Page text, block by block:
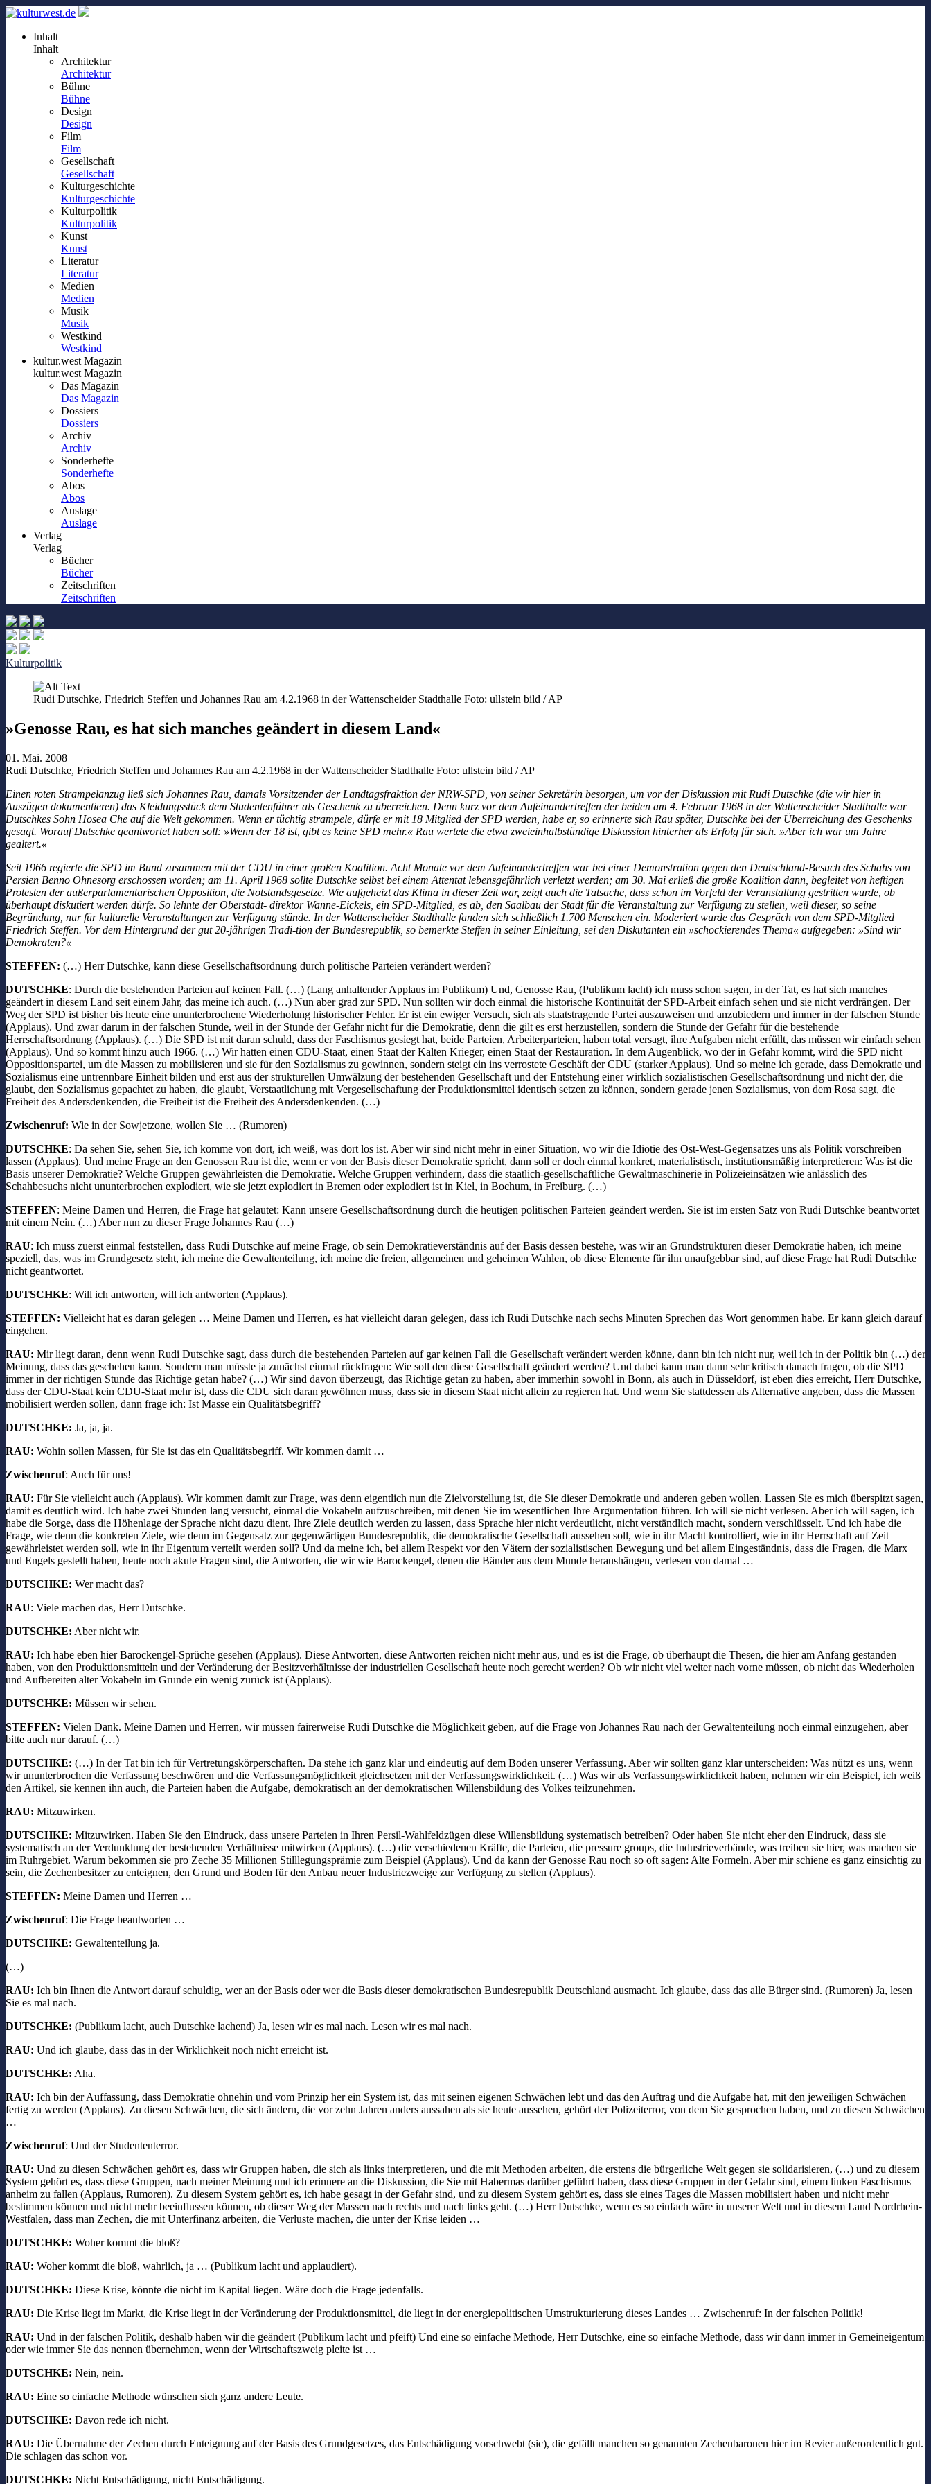
Inhalt
Inhalt
Architektur
Architektur
Bühne
Bühne
Design
Design
Film
Film
Gesellschaft
Gesellschaft
Kulturgeschichte
Kulturgeschichte
Kulturpolitik
Kulturpolitik
Kunst
Kunst
Literatur
Literatur
Medien
Medien
Musik
Musik
Westkind
Westkind
kultur.west Magazin
kultur.west Magazin
Das Magazin
Das Magazin
Dossiers
Dossiers
Archiv
Archiv
Sonderhefte
Sonderhefte
Abos
Abos
Auslage
Auslage
Verlag
Verlag
Bücher
Bücher
Zeitschriften
Zeitschriften
Kulturpolitik
Rudi Dutschke, Friedrich Steffen und Johannes Rau am 4.2.1968 in der Wattenscheider Stadthalle Foto: ullstein bild / AP
»Genosse Rau, es hat sich manches geändert in diesem Land«
01. Mai. 2008
Rudi Dutschke, Friedrich Steffen und Johannes Rau am 4.2.1968 in der Wattenscheider Stadthalle Foto: ullstein bild / AP
Einen roten Strampelanzug ließ sich Johannes Rau, damals Vorsitzender der Landtagsfraktion der NRW-SPD, von seiner Sekretärin besorgen, um vor der Diskussion mit Rudi Dutschke (die wir hier in
Auszügen dokumentieren) das Kleidungsstück dem Studentenführer als Geschenk zu überreichen. Denn kurz vor dem Aufeinandertreffen der beiden am 4. Februar 1968 in der Wattenscheider Stadthalle war
Dutschkes Sohn Hosea Che auf die Welt gekommen. Wenn er tüchtig strampele, dürfe er mit 18 Mitglied der SPD werden, habe er, so erinnerte sich Rau später, Dutschke bei der Überreichung des Geschenks
gesagt. Worauf Dutschke geantwortet haben soll: »Wenn der 18 ist, gibt es keine SPD mehr.« Rau wertete die etwa zweieinhalbstündige Diskussion hinterher als Erfolg für sich. »Aber ich war um Jahre
gealtert.«
Seit 1966 regierte die SPD im Bund zusammen mit der CDU in einer großen Koalition. Acht Monate vor dem Aufeinandertreffen war bei einer Demonstration gegen den Deutschland-Besuch des Schahs von
Persien Benno Ohnesorg erschossen worden; am 11. April 1968 sollte Dutschke selbst bei einem Attentat lebensgefährlich verletzt werden; am 30. Mai erließ die große Koalition dann, begleitet von heftigen
Protesten der außerparlamentarischen Opposition, die Notstandsgesetze. Wie aufgeheizt das Klima in dieser Zeit war, zeigt auch die Tatsache, dass schon im Vorfeld der Veranstaltung gestritten wurde, ob
überhaupt diskutiert werden dürfe. So lehnte der Oberstadt- direktor Wanne-Eickels, ein SPD-Mitglied, es ab, den Saalbau der Stadt für die Veranstaltung zur Verfügung zu stellen, weil dieser, so seine
Begründung, nur für kulturelle Veranstaltungen zur Verfügung stünde. In der Wattenscheider Stadthalle fanden sich schließlich 1.700 Menschen ein. Moderiert wurde das Gespräch von dem SPD-Mitglied
Friedrich Steffen. Vor dem Hintergrund der gut 20-jährigen Tradi-tion der Bundesrepublik, so bemerkte Steffen in seiner Einleitung, sei den Diskutanten ein »schockierendes Thema« aufgegeben: »Sind wir
Demokraten?«
STEFFEN: (…) Herr Dutschke, kann diese Gesellschaftsordnung durch politische Parteien verändert werden?
DUTSCHKE: Durch die bestehenden Parteien auf keinen Fall. (…) (Lang anhaltender Applaus im Publikum) Und, Genosse Rau, (Publikum lacht) ich muss schon sagen, in der Tat, es hat sich manches
geändert in diesem Land seit einem Jahr, das meine ich auch. (…) Nun aber grad zur SPD. Nun sollten wir doch einmal die historische Kontinuität der SPD-Arbeit einfach sehen und sie nicht verdrängen. Der
Weg der SPD ist bisher bis heute eine ununterbrochene Wiederholung historischer Fehler. Er ist ein ewiger Versuch, sich als staatstragende Partei auszuweisen und anzubiedern und immer in der falschen Stunde
(Applaus). Und zwar darum in der falschen Stunde, weil in der Stunde der Gefahr nicht für die Demokratie, denn die gilt es erst herzustellen, sondern die Stunde der Gefahr für die bestehende
Herrschaftsordnung (Applaus). (…) Die SPD ist mit daran schuld, dass der Faschismus gesiegt hat, beide Parteien, Arbeiterparteien, haben total versagt, ihre Aufgaben nicht erfüllt, das müssen wir einfach sehen
(Applaus). Und so kommt hinzu auch 1966. (…) Wir hatten einen CDU-Staat, einen Staat der Kalten Krieger, einen Staat der Restauration. In dem Augenblick, wo der in Gefahr kommt, wird die SPD nicht
Oppositionspartei, um die Massen zu mobilisieren und sie für den Sozialismus zu gewinnen, sondern steigt ein ins verrostete Geschäft der CDU (starker Applaus). Und so meine ich gerade, dass Demokratie und
Sozialismus eine untrennbare Einheit bilden und erst aus der strukturellen Umwälzung der bestehenden Gesellschaft und der Entstehung einer wirklich sozialistischen Gesellschaftsordnung und nicht der, die
glaubt, den Sozialismus gepachtet zu haben, die glaubt, Verstaatlichung mit Vergesellschaftung der Produktionsmittel identisch setzen zu können, sondern gerade jenen Sozialismus, von dem Rosa sagt, die
Freiheit des Andersdenkenden, die Freiheit ist die Freiheit des Andersdenkenden. (…)
Zwischenruf: Wie in der Sowjetzone, wollen Sie … (Rumoren)
DUTSCHKE: Da sehen Sie, sehen Sie, ich komme von dort, ich weiß, was dort los ist. Aber wir sind nicht mehr in einer Situation, wo wir die Idiotie des Ost-West-Gegensatzes uns als Politik vorschreiben
lassen (Applaus). Und meine Frage an den Genossen Rau ist die, wenn er von der Basis dieser Demokratie spricht, dann soll er doch einmal konkret, materialistisch, institutionsmäßig interpretieren: Was ist die
Basis unserer Demokratie? Welche Gruppen gewährleisten die Demokratie. Welche Gruppen verhindern, dass die staatlich-gesellschaftliche Gewaltmaschinerie in Polizeieinsätzen wie anlässlich des
Schahbesuchs nicht ununterbrochen explodiert, wie sie jetzt explodiert in Bremen oder explodiert ist in Kiel, in Bochum, in Freiburg. (…)
STEFFEN: Meine Damen und Herren, die Frage hat gelautet: Kann unsere Gesellschaftsordnung durch die heutigen politischen Parteien geändert werden. Sie ist im ersten Satz von Rudi Dutschke beantwortet
mit einem Nein. (…) Aber nun zu dieser Frage Johannes Rau (…)
RAU: Ich muss zuerst einmal feststellen, dass Rudi Dutschke auf meine Frage, ob sein Demokratieverständnis auf der Basis dessen bestehe, was wir an Grundstrukturen dieser Demokratie haben, ich meine
speziell, das, was im Grundgesetz steht, ich meine die Gewaltenteilung, ich meine die freien, allgemeinen und geheimen Wahlen, ob diese Elemente für ihn unaufgebbar sind, auf diese Frage hat Rudi Dutschke
nicht geantwortet.
DUTSCHKE: Will ich antworten, will ich antworten (Applaus).
STEFFEN: Vielleicht hat es daran gelegen … Meine Damen und Herren, es hat vielleicht daran gelegen, dass ich Rudi Dutschke nach sechs Minuten Sprechen das Wort genommen habe. Er kann gleich darauf
eingehen.
RAU: Mir liegt daran, denn wenn Rudi Dutschke sagt, dass durch die bestehenden Parteien auf gar keinen Fall die Gesellschaft verändert werden könne, dann bin ich nicht nur, weil ich in der Politik bin (…) der
Meinung, dass das geschehen kann. Sondern man müsste ja zunächst einmal rückfragen: Wie soll den diese Gesellschaft geändert werden? Und dabei kann man dann sehr kritisch danach fragen, ob die SPD
immer in der richtigen Stunde das Richtige getan habe? (…) Wir sind davon überzeugt, das Richtige getan zu haben, aber immerhin sowohl in Bonn, als auch in Düsseldorf, ist eben dies erreicht, Herr Dutschke,
dass der CDU-Staat kein CDU-Staat mehr ist, dass die CDU sich daran gewöhnen muss, dass sie in diesem Staat nicht allein zu regieren hat. Und wenn Sie stattdessen als Alternative angeben, dass die Massen
mobilisiert werden sollen, dann frage ich: Ist Masse ein Qualitätsbegriff?
DUTSCHKE: Ja, ja, ja.
RAU: Wohin sollen Massen, für Sie ist das ein Qualitätsbegriff. Wir kommen damit …
Zwischenruf: Auch für uns!
RAU: Für Sie vielleicht auch (Applaus). Wir kommen damit zur Frage, was denn eigentlich nun die Zielvorstellung ist, die Sie dieser Demokratie und anderen geben wollen. Lassen Sie es mich überspitzt sagen,
damit es deutlich wird. Ich habe zwei Stunden lang versucht, einmal die Vokabeln aufzuschreiben, mit denen Sie im wesentlichen Ihre Argumentation führen. Ich will sie nicht verlesen. Aber ich will sagen, ich
habe die Sorge, dass die Höhenlage der Sprache nicht dazu dient, Ihre Ziele deutlich werden zu lassen, dass Sprache hier nicht verdeutlicht, nicht verständlich macht, sondern verschlüsselt. Und ich habe die
Frage, wie denn die konkreten Ziele, wie denn im Gegensatz zur gegenwärtigen Bundesrepublik, die demokratische Gesellschaft aussehen soll, wie in ihr Macht kontrolliert, wie in ihr Herrschaft auf Zeit
gewährleistet werden soll, wie in ihr Eigentum verteilt werden soll? Und da meine ich, bei allem Respekt vor den Vätern der sozialistischen Bewegung und bei allem Eingeständnis, dass die Fragen, die Marx
und Engels gestellt haben, heute noch akute Fragen sind, die Antworten, die wir wie Barockengel, denen die Bänder aus dem Munde heraushängen, verlesen von damal …
DUTSCHKE: Wer macht das?
RAU: Viele machen das, Herr Dutschke.
DUTSCHKE: Aber nicht wir.
RAU: Ich habe eben hier Barockengel-Sprüche gesehen (Applaus). Diese Antworten, diese Antworten reichen nicht mehr aus, und es ist die Frage, ob überhaupt die Thesen, die hier am Anfang gestanden
haben, von den Produktionsmitteln und der Veränderung der Besitzverhältnisse der industriellen Gesellschaft heute noch gerecht werden? Ob wir nicht viel weiter nach vorne müssen, ob nicht das Wiederholen
und Aufbereiten alter Vokabeln im Grunde ein wenig zurück ist (Applaus).
DUTSCHKE: Müssen wir sehen.
STEFFEN: Vielen Dank. Meine Damen und Herren, wir müssen fairerweise Rudi Dutschke die Möglichkeit geben, auf die Frage von Johannes Rau nach der Gewaltenteilung noch einmal einzugehen, aber
bitte auch nur darauf. (…)
DUTSCHKE: (…) In der Tat bin ich für Vertretungskörperschaften. Da stehe ich ganz klar und eindeutig auf dem Boden unserer Verfassung. Aber wir sollten ganz klar unterscheiden: Was nützt es uns, wenn
wir ununterbrochen die Verfassung beschwören und die Verfassungsmöglichkeit gleichsetzen mit der Verfassungswirklichkeit. (…) Was wir als Verfassungswirklichkeit haben, nehmen wir ein Beispiel, ich weiß
den Artikel, sie kennen ihn auch, die Parteien haben die Aufgabe, demokratisch an der demokratischen Willensbildung des Volkes teilzunehmen.
RAU: Mitzuwirken.
DUTSCHKE: Mitzuwirken. Haben Sie den Eindruck, dass unsere Parteien in Ihren Persil-Wahlfeldzügen diese Willensbildung systematisch betreiben? Oder haben Sie nicht eher den Eindruck, dass sie
systematisch an der Verdunklung der bestehenden Verhältnisse mitwirken (Applaus). (…) die verschiedenen Kräfte, die Parteien, die pressure groups, die Industrieverbände, was treiben sie hier, was machen sie
im Ruhrgebiet. Warum bekommen sie pro Zeche 35 Millionen Stilllegungsprämie zum Beispiel (Applaus). Und da kann der Genosse Rau noch so oft sagen: Alte Formeln. Aber mir schiene es ganz einsichtig zu
sein, die Zechenbesitzer zu enteignen, den Grund und Boden für den Anbau neuer Industriezweige zur Verfügung zu stellen (Applaus).
STEFFEN: Meine Damen und Herren …
Zwischenruf: Die Frage beantworten …
DUTSCHKE: Gewaltenteilung ja.
(…)
RAU: Ich bin Ihnen die Antwort darauf schuldig, wer an der Basis oder wer die Basis dieser demokratischen Bundesrepublik Deutschland ausmacht. Ich glaube, dass das alle Bürger sind. (Rumoren) Ja, lesen
Sie es mal nach.
DUTSCHKE: (Publikum lacht, auch Dutschke lachend) Ja, lesen wir es mal nach. Lesen wir es mal nach.
RAU: Und ich glaube, dass das in der Wirklichkeit noch nicht erreicht ist.
DUTSCHKE: Aha.
RAU: Ich bin der Auffassung, dass Demokratie ohnehin und vom Prinzip her ein System ist, das mit seinen eigenen Schwächen lebt und das den Auftrag und die Aufgabe hat, mit den jeweiligen Schwächen
fertig zu werden (Applaus). Zu diesen Schwächen, die sich ändern, die vor zehn Jahren anders aussahen als sie heute aussehen, gehört der Polizeiterror, von dem Sie gesprochen haben, und zu diesen Schwächen
…
Zwischenruf: Und der Studententerror.
RAU: Und zu diesen Schwächen gehört es, dass wir Gruppen haben, die sich als links interpretieren, und die mit Methoden arbeiten, die erstens die bürgerliche Welt gegen sie solidarisieren, (…) und zu diesem
System gehört es, dass diese Gruppen, nach meiner Meinung und ich erinnere an die Diskussion, die Sie mit Habermas darüber geführt haben, dass diese Gruppen in der Gefahr sind, einem linken Faschismus
anheim zu fallen (Applaus, Rumoren). Zu diesem System gehört es, ich habe gesagt in der Gefahr sind, und zu diesem System gehört es, dass sie eines Tages die Massen mobilisiert haben und nicht mehr
bestimmen können und nicht mehr beeinflussen können, ob dieser Weg der Massen nach rechts und nach links geht. (…) Herr Dutschke, wenn es so einfach wäre in unserer Welt und in diesem Land Nordrhein-
Westfalen, dass man Zechen, die mit Unterfinanz arbeiten, die Verluste machen, die unter der Krise leiden …
DUTSCHKE: Woher kommt die bloß?
RAU: Woher kommt die bloß, wahrlich, ja … (Publikum lacht und applaudiert).
DUTSCHKE: Diese Krise, könnte die nicht im Kapital liegen. Wäre doch die Frage jedenfalls.
RAU: Die Krise liegt im Markt, die Krise liegt in der Veränderung der Produktionsmittel, die liegt in der energiepolitischen Umstrukturierung dieses Landes … Zwischenruf: In der falschen Politik!
RAU: Und in der falschen Politik, deshalb haben wir die geändert (Publikum lacht und pfeift) Und eine so einfache Methode, Herr Dutschke, eine so einfache Methode, dass wir dann immer in Gemeineigentum
oder wie immer Sie das nennen übernehmen, wenn der Wirtschaftszweig pleite ist …
DUTSCHKE: Nein, nein.
RAU: Eine so einfache Methode wünschen sich ganz andere Leute.
DUTSCHKE: Davon rede ich nicht.
RAU: Die Übernahme der Zechen durch Enteignung auf der Basis des Grundgesetzes, das Entschädigung vorschwebt (sic), die gefällt manchen so genannten Zechenbaronen hier im Revier außerordentlich gut.
Die schlagen das schon vor.
DUTSCHKE: Nicht Entschädigung, nicht Entschädigung.